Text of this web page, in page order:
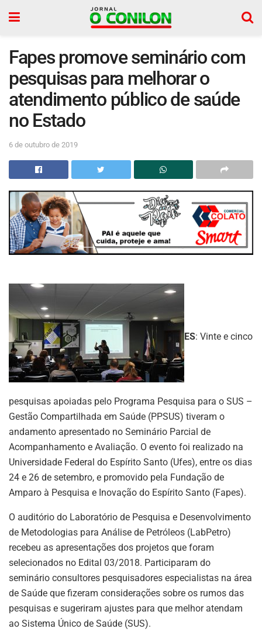
Fapes promove seminário com
pesquisas para melhorar o
atendimento público de saúde
no Estado
6 de outubro de 2019
ES: Vinte e cinco
pesquisas apoiadas pelo Programa Pesquisa para o SUS –
Gestão Compartilhada em Saúde (PPSUS) tiveram o
andamento apresentado no Seminário Parcial de
Acompanhamento e Avaliação. O evento foi realizado na
Universidade Federal do Espírito Santo (Ufes), entre os dias
24 e 26 de setembro, e promovido pela Fundação de
Amparo à Pesquisa e Inovação do Espírito Santo (Fapes).
O auditório do Laboratório de Pesquisa e Desenvolvimento
de Metodologias para Análise de Petróleos (LabPetro)
recebeu as apresentações dos projetos que foram
selecionados no Edital 03/2018. Participaram do
seminário consultores pesquisadores especialistas na área
de Saúde que fizeram considerações sobre os rumos das
pesquisas e sugeriram ajustes para que melhor atendam
ao Sistema Único de Saúde (SUS).